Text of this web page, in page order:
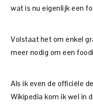
wat is nu eigenlijk een
Volstaat het om enkel
meer nodig om een
Als ik even de officiële
Wikipedia kom ik wel in